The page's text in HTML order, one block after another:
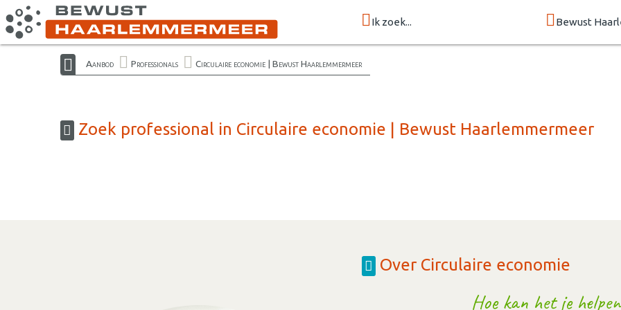
Ik zoek... Bewust
Aanbod Professionals Circulaire economie | Bewust Haarlemmermeer
Zoek professional in Circulaire economie | Bewust Haarlemmermeer
Over Circulaire economie
Hoe kan het je